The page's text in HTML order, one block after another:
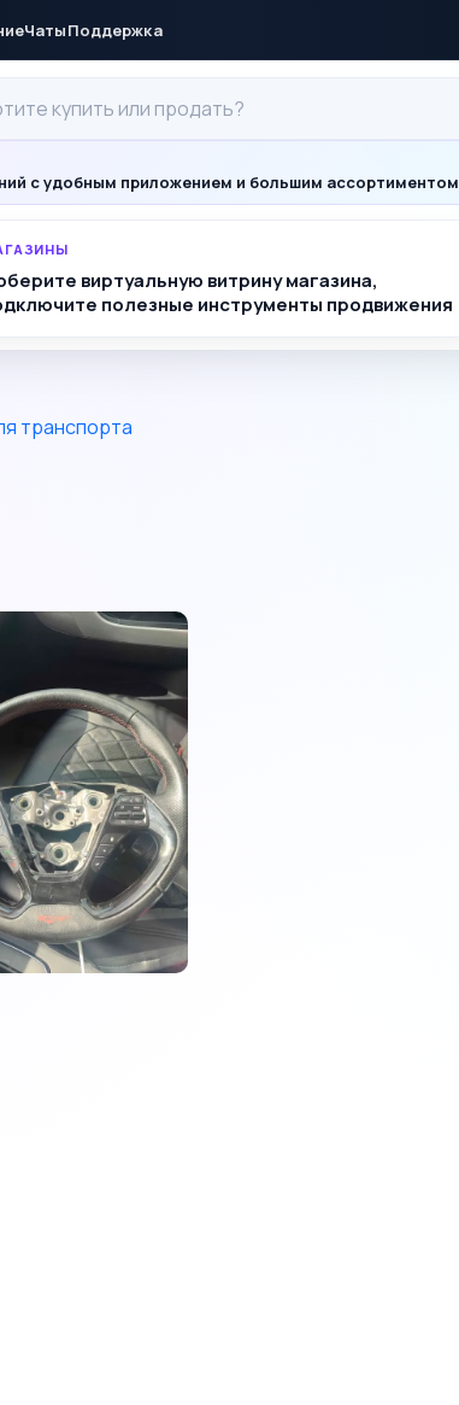
ЧатыПоддержка
с удобным приложением и большим ассортиментом
виртуальную витрину магазина,
полезные инструменты продвижения
транспорта